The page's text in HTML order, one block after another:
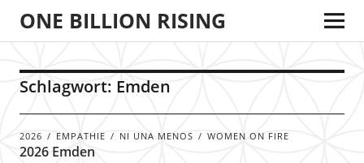
ONE BILLION RISING
Schlagwort: Emden
2026 EMPATHIE NI UNA MENOS WOMEN ON FIRE
2026 Emden